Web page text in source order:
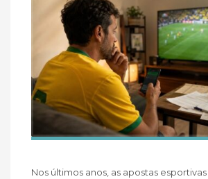
Nos últimos anos, as apostas